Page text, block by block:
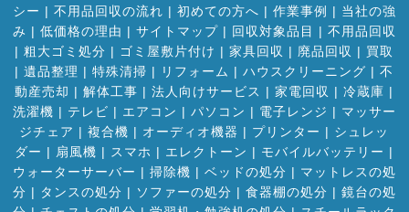
シー | 不用品回収の流れ | 初めての方へ | 作業事例 | 当社の強
み | 低価格の理由 | サイトマップ| 回収対象品目 | 不用品回収
| 粗大ゴミ処分 | ゴミ屋敷片付け | 家具回収 | 廃品回収 | 買取
| 遺品整理 | 特殊清掃 | リフォーム | ハウスクリーニング | 不
動産売却 | 解体工事 | 法人向けサービス | 家電回収 | 冷蔵庫 |
洗濯機 | テレビ | エアコン | パソコン | 電子レンジ | マッサー
ジチェア | 複合機 | オーディオ機器 | プリンター | シュレッ
ダー | 扇風機 | スマホ | エレクトーン | モバイルバッテリー |
ウォーターサーバー | 掃除機 | ベッドの処分 | マットレスの処
分 | タンスの処分 | ソファーの処分 | 食器棚の処分 | 鏡台の処